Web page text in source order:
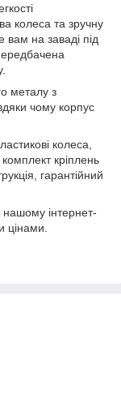
колеса та зручну
вам на заваді під
металу з
чому корпус
колеса,
кріплень
гарантійний
інтернет-
цінами.